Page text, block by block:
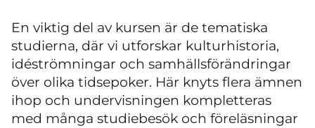
En viktig del av kursen är de tematiska
studierna, där vi utforskar kulturhistoria,
idéströmningar och samhällsförändringar
över olika tidsepoker. Här knyts flera ämnen
ihop och undervisningen kompletteras
med många studiebesök och föreläsningar